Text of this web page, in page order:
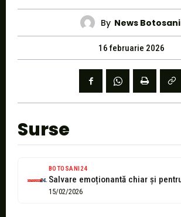
By News Botosani
16 februarie 2026
Surse
BOTOSANI24
15/02/2026